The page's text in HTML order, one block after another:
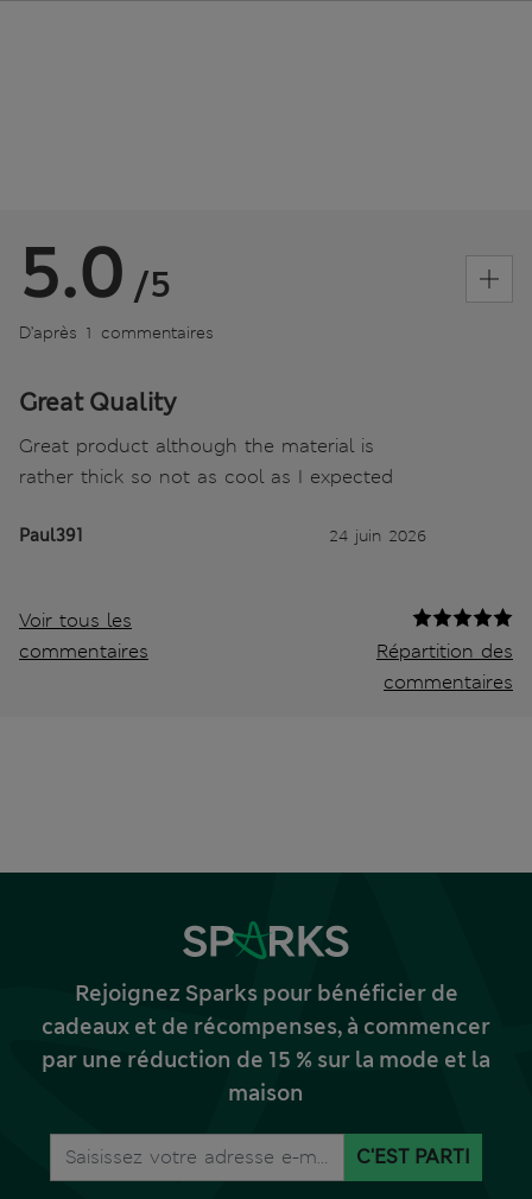
5.0 /5
D’après 1 commentaires
Great Quality
Great product although the material is
rather thick so not as cool as I expected
Paul391 24 juin 2026
Voir tous les
commentaires
Répartition des
commentaires
Rejoignez Sparks pour bénéficier de
cadeaux et de récompenses, à commencer
par une réduction de 15 % sur la mode et la
maison
C'EST PARTI